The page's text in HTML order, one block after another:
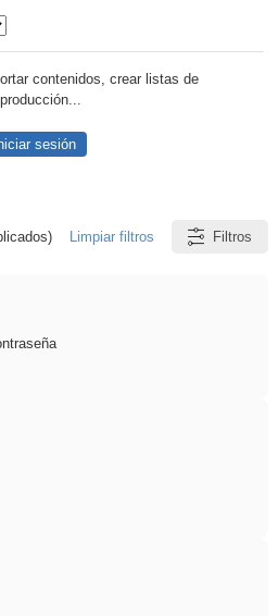
contenidos, crear listas de
sesión
Activas
Limpiar filtros Filtros